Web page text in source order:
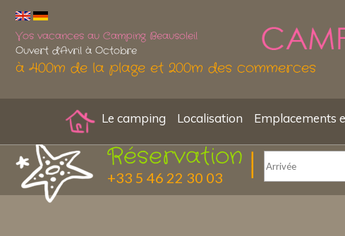
Réservation
+33 5 46 22 30 03
Vos vacances au Camping Beausoleil
Ouvert d'Avril à Octobre
à 400m de la plage et 200m des commerces
Le camping Localisation Emplacements